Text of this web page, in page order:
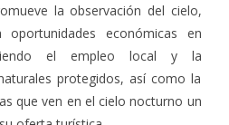
la observación del cielo,
económicas en
el empleo local y la
protegidos, así como la
que ven en el cielo nocturno un